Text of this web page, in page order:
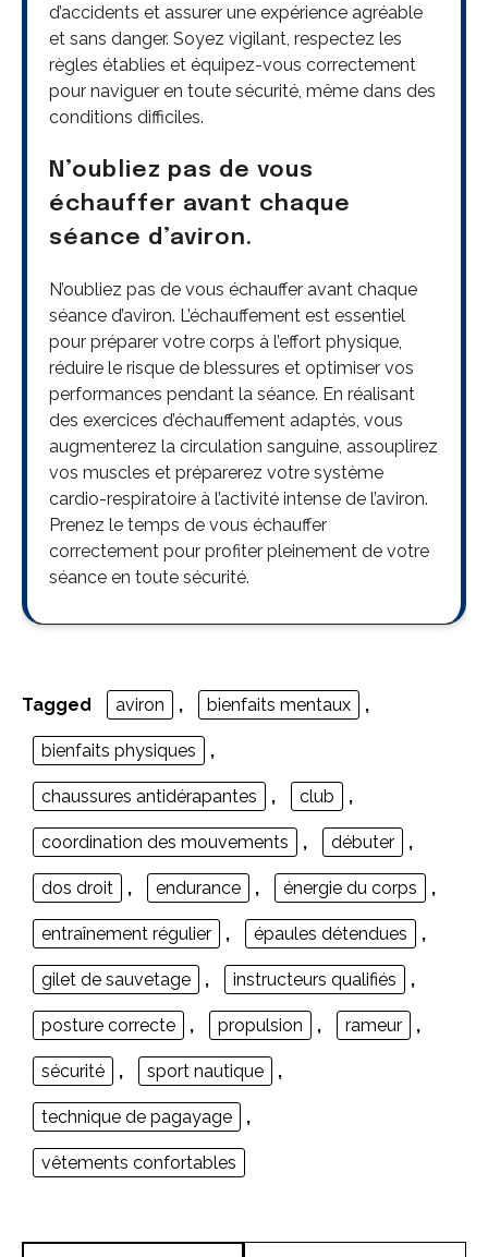
d’accidents et assurer une expérience agréable
et sans danger. Soyez vigilant, respectez les
règles établies et équipez-vous correctement
pour naviguer en toute sécurité, même dans des
conditions difficiles.
N’oubliez pas de vous
échauffer avant chaque
séance d’aviron.
N’oubliez pas de vous échauffer avant chaque
séance d’aviron. L’échauffement est essentiel
pour préparer votre corps à l’effort physique,
réduire le risque de blessures et optimiser vos
performances pendant la séance. En réalisant
des exercices d’échauffement adaptés, vous
augmenterez la circulation sanguine, assouplirez
vos muscles et préparerez votre système
cardio-respiratoire à l’activité intense de l’aviron.
Prenez le temps de vous échauffer
correctement pour profiter pleinement de votre
séance en toute sécurité.
Tagged aviron , bienfaits mentaux ,
bienfaits physiques ,
chaussures antidérapantes , club ,
coordination des mouvements , débuter ,
dos droit , endurance , énergie du corps ,
entraînement régulier , épaules détendues ,
gilet de sauvetage , instructeurs qualifiés ,
posture correcte , propulsion , rameur ,
sécurité , sport nautique ,
technique de pagayage ,
vêtements confortables